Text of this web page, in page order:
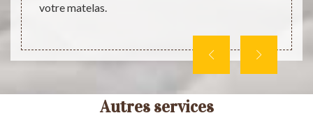
votre matelas.
Autres services